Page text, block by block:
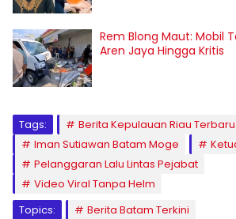
Rem Blong Maut: Mobil
Aren Jaya Hingga Kritis
Tags:
Berita Kepulauan Riau Terbaru
Iman Sutiawan Batam Moge
Pelanggaran Lalu Lintas Pejabat
Video Viral Tanpa Helm
Topics:
Berita Batam Terkini